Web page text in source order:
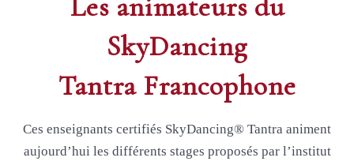
Les animateurs du
SkyDancing
Tantra Francophone
Ces enseignants certifiés SkyDancing® Tantra animent
aujourd’hui les différents stages proposés par l’institut